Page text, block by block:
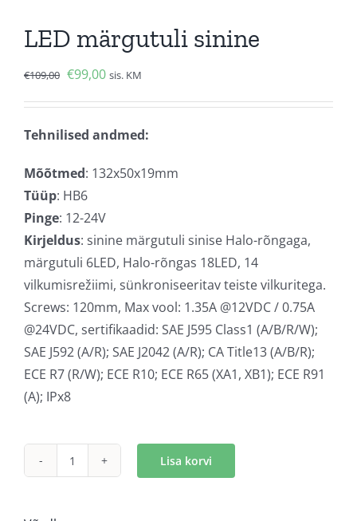
LED märgutuli sinine
€109,00 Algne
€109,00.
€99,00Current
€99,00.
sis. KM
Tehnilised andmed:
Mõõtmed: 132x50x19mm
Tüüp: HB6
Pinge: 12-24V
Kirjeldus: sinine märgutuli sinise Halo-rõngaga,
märgutuli 6LED, Halo-rõngas 18LED, 14
vilkumisrežiimi, sünkroniseeritav teiste vilkuritega.
Screws: 120mm, Max vool: 1.35A @12VDC / 0.75A
@24VDC, sertifikaadid: SAE J595 Class1 (A/B/R/W);
SAE J592 (A/R); SAE J2042 (A/R); CA Title13 (A/B/R);
ECE R7 (R/W); ECE R10; ECE R65 (XA1, XB1); ECE R91
(A); IPx8
LED
Lisa korvi